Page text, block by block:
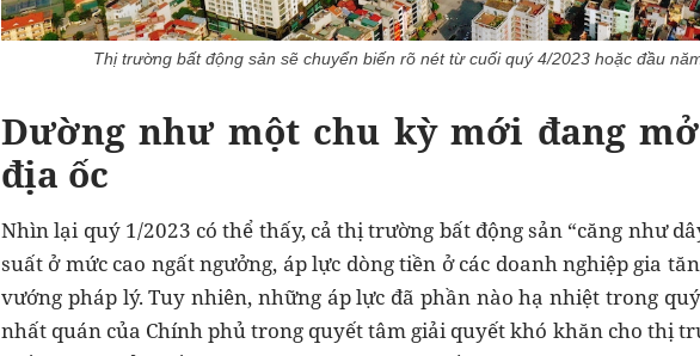
Thị trường bất động sản sẽ chuyển biến rõ nét từ cuối quý 4/2023 hoặc đầu
Dường như một chu kỳ mới đang
địa ốc
Nhìn lại quý 1/2023 có thể thấy, cả thị trường bất động sản “căng như
suất ở mức cao ngất ngưởng, áp lực dòng tiền ở các doanh nghiệp gia
vướng pháp lý. Tuy nhiên, những áp lực đã phần nào hạ nhiệt trong
nhất quán của Chính phủ trong quyết tâm giải quyết khó khăn cho thị